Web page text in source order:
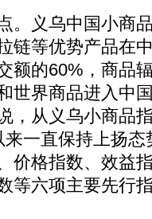
义乌中国小商
链等优势产品在
额的60%，商品
世界商品进入中
，从义乌小商品
一直保持上扬
价格指数、效益
等六项主要先行